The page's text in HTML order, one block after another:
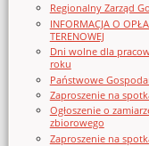
Regionalny Zarząd
INFORMACJA O
TERENOWEJ
Dni wolne dla
roku
Państwowe
Zaproszenie na
Ogłoszenie o
zbiorowego
Zaproszenie na